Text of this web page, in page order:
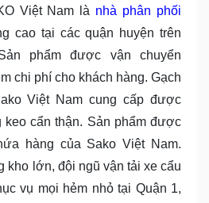
Việt Nam là nhà phân phối
cao tại các quận huyện trên
phẩm được vận chuyển
chi phí cho khách hàng. Gạch
Việt Nam cung cấp được
keo cẩn thận. Sản phẩm được
hàng của Sako Việt Nam.
kho lớn, đội ngũ vận tải xe cẩu
vụ mọi hẻm nhỏ tại Quận 1,